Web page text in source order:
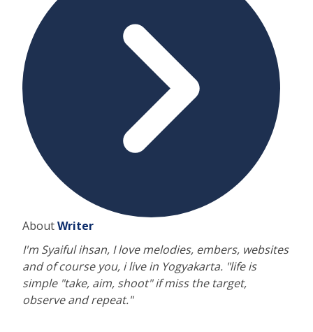
AboutWriter
I'm Syaiful ihsan, I love melodies, embers, websites
and of course you, i live in Yogyakarta. "life is
simple "take, aim, shoot" if miss the target,
observe and repeat."